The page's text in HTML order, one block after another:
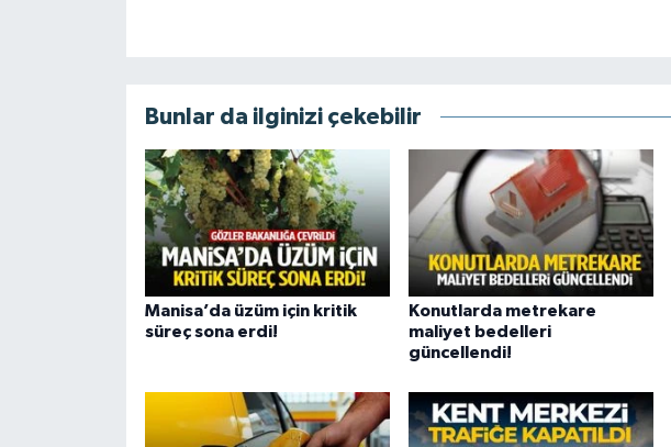
Bunlar da ilginizi çekebilir
Manisa’da üzüm için kritik
süreç sona erdi!
Konutlarda metrekare
maliyet bedelleri
güncellendi!